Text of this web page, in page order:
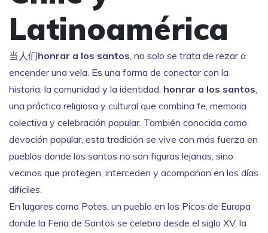
Latinoamérica
当人们honrar a los santos, no solo se trata de rezar o
encender una vela. Es una forma de conectar con la
historia, la comunidad y la identidad. honrar a los santos,
una práctica religiosa y cultural que combina fe, memoria
colectiva y celebración popular. También conocida como
devoción popular, esta tradición se vive con más fuerza en
pueblos donde los santos no son figuras lejanas, sino
vecinos que protegen, interceden y acompañan en los días
difíciles.
En lugares como Potes, un pueblo en los Picos de Europa
donde la Feria de Santos se celebra desde el siglo XV, la